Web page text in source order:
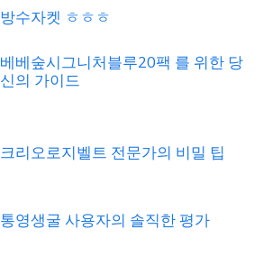
방수자켓 ㅎㅎㅎ
베베숲시그니처블루20팩 를 위한 당
신의 가이드
크리오로지벨트 전문가의 비밀 팁
통영생굴 사용자의 솔직한 평가